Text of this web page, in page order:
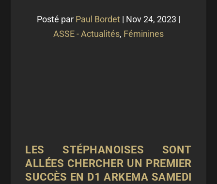
Posté par Paul Bordet | Nov 24, 2023 |
ASSE - Actualités, Féminines
LES STÉPHANOISES SONT
ALLÉES CHERCHER UN PREMIER
SUCCÈS EN D1 ARKEMA SAMEDI